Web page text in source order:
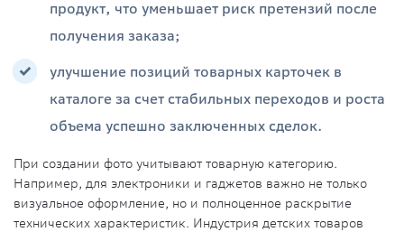
продукт, что уменьшает риск претензий после
получения заказа;
улучшение позиций товарных карточек в
каталоге за счет стабильных переходов и роста
объема успешно заключенных сделок.
При создании фото учитывают товарную категорию.
Например, для электроники и гаджетов важно не только
визуальное оформление, но и полноценное раскрытие
технических характеристик. Индустрия детских товаров